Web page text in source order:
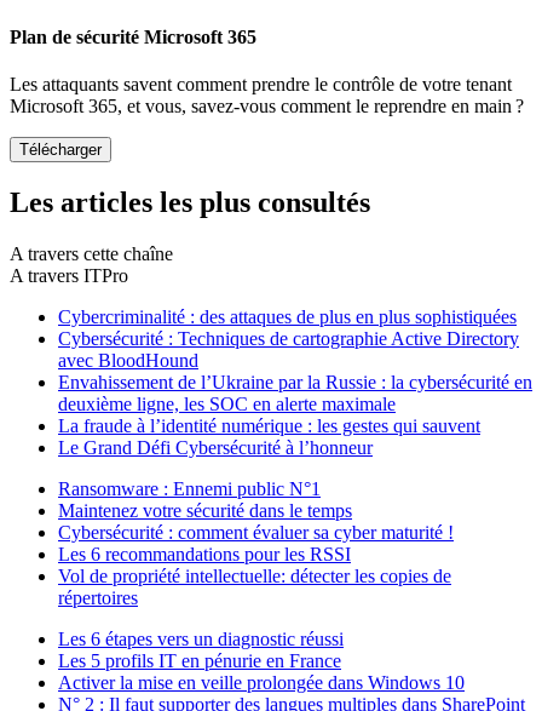
Plan de sécurité Microsoft 365
Les attaquants savent comment prendre le contrôle de votre tenant
Microsoft 365, et vous, savez-vous comment le reprendre en main ?
Les articles les plus consultés
A travers cette chaîne
A travers ITPro
Cybercriminalité : des attaques de plus en plus sophistiquées
Cybersécurité : Techniques de cartographie Active Directory
avec BloodHound
Envahissement de l’Ukraine par la Russie : la cybersécurité en
deuxième ligne, les SOC en alerte maximale
La fraude à l’identité numérique : les gestes qui sauvent
Le Grand Défi Cybersécurité à l’honneur
Ransomware : Ennemi public N°1
Maintenez votre sécurité dans le temps
Cybersécurité : comment évaluer sa cyber maturité !
Les 6 recommandations pour les RSSI
Vol de propriété intellectuelle: détecter les copies de
répertoires
Les 6 étapes vers un diagnostic réussi
Les 5 profils IT en pénurie en France
Activer la mise en veille prolongée dans Windows 10
N° 2 : Il faut supporter des langues multiples dans SharePoint